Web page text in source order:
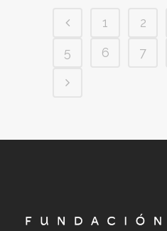
1 2
5
6 7